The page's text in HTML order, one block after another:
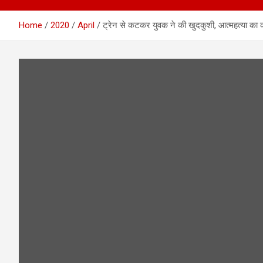
Home 2020 April ट्रेन से कटकर युवक ने की खुदकुशी, आत्महत्या का